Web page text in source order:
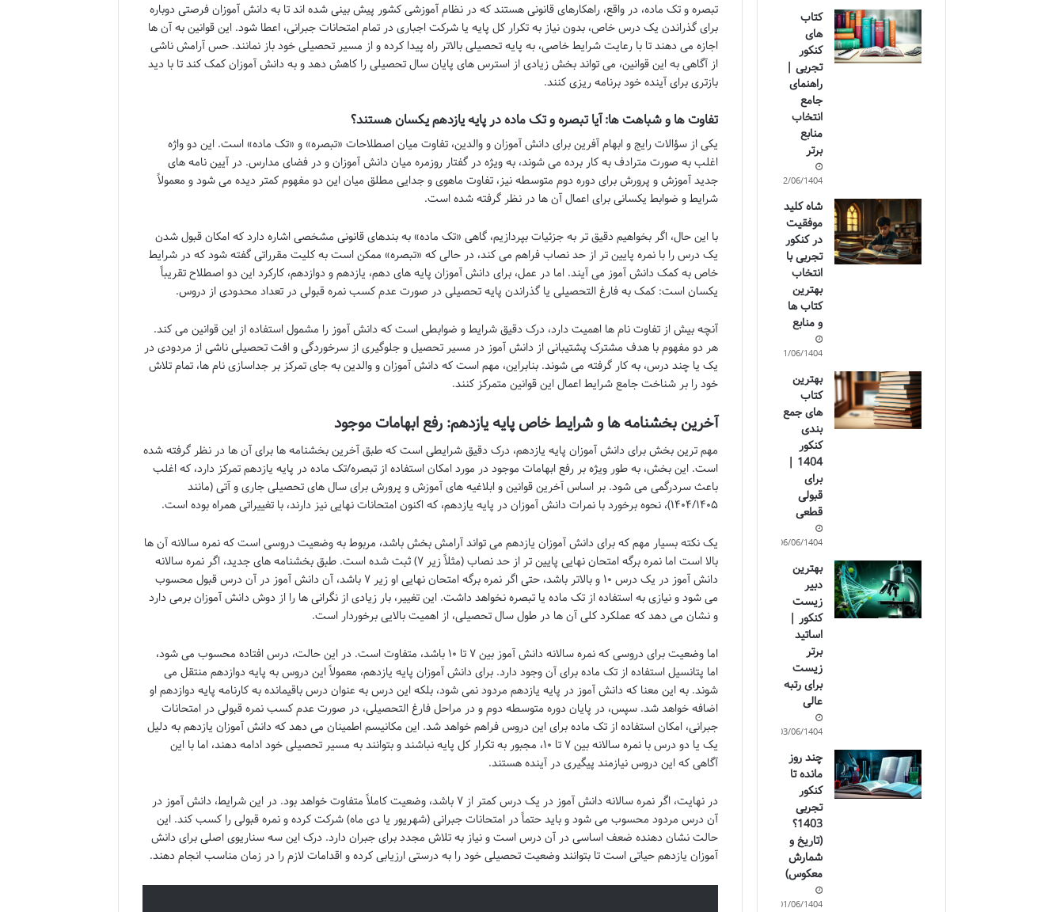
تبصره و تک ماده، در واقع، راهکارهای قانونی هستند که در نظام آموزشی کشور پیش بینی شده اند تا به دانش آموزان فرصتی دوباره
برای گذراندن یک درس خاص، بدون نیاز به تکرار کل پایه یا شرکت اجباری در تمام امتحانات جبرانی، اعطا شود. این قوانین به آن ها
اجازه می دهند تا با رعایت شرایط خاصی، به پایه تحصیلی بالاتر راه پیدا کرده و از مسیر تحصیلی خود باز نمانند. حس آرامش ناشی
از آگاهی به این قوانین، می تواند بخش زیادی از استرس های پایان سال تحصیلی را کاهش دهد و به دانش آموزان کمک کند تا با دید
بازتری برای آینده خود برنامه ریزی کنند.
تفاوت ها و شباهت ها: آیا تبصره و تک ماده در پایه یازدهم یکسان هستند؟
یکی از سؤالات رایج و ابهام آفرین برای دانش آموزان و والدین، تفاوت میان اصطلاحات «تبصره» و «تک ماده» است. این دو واژه
اغلب به صورت مترادف به کار برده می شوند، به ویژه در گفتار روزمره میان دانش آموزان و در فضای مدارس. در آیین نامه های
جدید آموزش و پرورش برای دوره دوم متوسطه نیز، تفاوت ماهوی و جدایی مطلق میان این دو مفهوم کمتر دیده می شود و معمولاً
شرایط و ضوابط یکسانی برای اعمال آن ها در نظر گرفته شده است.
با این حال، اگر بخواهیم دقیق تر به جزئیات بپردازیم، گاهی «تک ماده» به بندهای قانونی مشخصی اشاره دارد که امکان قبول شدن
یک درس را با نمره پایین تر از حد نصاب فراهم می کند، در حالی که «تبصره» ممکن است به کلیت مقرراتی گفته شود که در شرایط
خاص به کمک دانش آموز می آیند. اما در عمل، برای دانش آموزان پایه های دهم، یازدهم و دوازدهم، کارکرد این دو اصطلاح تقریباً
یکسان است: کمک به فارغ التحصیلی یا گذراندن پایه تحصیلی در صورت عدم کسب نمره قبولی در تعداد محدودی از دروس.
آنچه بیش از تفاوت نام ها اهمیت دارد، درک دقیق شرایط و ضوابطی است که دانش آموز را مشمول استفاده از این قوانین می کند.
هر دو مفهوم با هدف مشترک پشتیبانی از دانش آموز در مسیر تحصیل و جلوگیری از سرخوردگی و افت تحصیلی ناشی از مردودی در
یک یا چند درس، به کار گرفته می شوند. بنابراین، مهم است که دانش آموزان و والدین به جای تمرکز بر جداسازی نام ها، تمام تلاش
خود را بر شناخت جامع شرایط اعمال این قوانین متمرکز کنند.
آخرین بخشنامه ها و شرایط خاص پایه یازدهم: رفع ابهامات موجود
مهم ترین بخش برای دانش آموزان پایه یازدهم، درک دقیق شرایطی است که طبق آخرین بخشنامه ها برای آن ها در نظر گرفته شده
است. این بخش، به طور ویژه بر رفع ابهامات موجود در مورد امکان استفاده از تبصره/تک ماده در پایه یازدهم تمرکز دارد، که اغلب
باعث سردرگمی می شود. بر اساس آخرین قوانین و ابلاغیه های آموزش و پرورش برای سال های تحصیلی جاری و آتی (مانند
۱۴۰۴/۱۴۰۵)، نحوه برخورد با نمرات دانش آموزان در پایه یازدهم، که اکنون امتحانات نهایی نیز دارند، با تغییراتی همراه بوده است.
یک نکته بسیار مهم که برای دانش آموزان یازدهم می تواند آرامش بخش باشد، مربوط به وضعیت دروسی است که نمره سالانه آن ها
بالا است اما نمره برگه امتحان نهایی پایین تر از حد نصاب (مثلاً زیر ۷) ثبت شده است. طبق بخشنامه های جدید، اگر نمره سالانه
دانش آموز در یک درس ۱۰ و بالاتر باشد، حتی اگر نمره برگه امتحان نهایی او زیر ۷ باشد، آن دانش آموز در آن درس قبول محسوب
می شود و نیازی به استفاده از تک ماده یا تبصره نخواهد داشت. این تغییر، بار زیادی از نگرانی ها را از دوش دانش آموزان برمی دارد
و نشان می دهد که عملکرد کلی آن ها در طول سال تحصیلی، از اهمیت بالایی برخوردار است.
اما وضعیت برای دروسی که نمره سالانه دانش آموز بین ۷ تا ۱۰ باشد، متفاوت است. در این حالت، درس افتاده محسوب می شود،
اما پتانسیل استفاده از تک ماده برای آن وجود دارد. برای دانش آموزان پایه یازدهم، معمولاً این دروس به پایه دوازدهم منتقل می
شوند. به این معنا که دانش آموز در پایه یازدهم مردود نمی شود، بلکه این درس به عنوان درس باقیمانده به کارنامه پایه دوازدهم او
اضافه خواهد شد. سپس، در پایان دوره متوسطه دوم و در مراحل فارغ التحصیلی، در صورت عدم کسب نمره قبولی در امتحانات
جبرانی، امکان استفاده از تک ماده برای این دروس فراهم خواهد شد. این مکانیسم اطمینان می دهد که دانش آموزان یازدهم به دلیل
یک یا دو درس با نمره سالانه بین ۷ تا ۱۰، مجبور به تکرار کل پایه نباشند و بتوانند به مسیر تحصیلی خود ادامه دهند، اما با این
آگاهی که این دروس نیازمند پیگیری در آینده هستند.
در نهایت، اگر نمره سالانه دانش آموز در یک درس کمتر از ۷ باشد، وضعیت کاملاً متفاوت خواهد بود. در این شرایط، دانش آموز در
آن درس مردود محسوب می شود و باید حتماً در امتحانات جبرانی (شهریور یا دی ماه) شرکت کرده و نمره قبولی را کسب کند. این
حالت نشان دهنده ضعف اساسی در آن درس است و نیاز به تلاش مجدد برای جبران دارد. درک این سه سناریوی اصلی برای دانش
آموزان یازدهم حیاتی است تا بتوانند وضعیت تحصیلی خود را به درستی ارزیابی کرده و اقدامات لازم را در زمان مناسب انجام دهند.
کتاب
های
کنکور
تجربی |
راهنمای
جامع
انتخاب
منابع
برتر
12/06/1404
شاه کلید
موفقیت
در کنکور
تجربی با
انتخاب
بهترین
کتاب ها
و منابع
11/06/1404
بهترین
کتاب
های جمع
بندی
کنکور
1404 |
برای
قبولی
قطعی
06/06/1404
بهترین
دبیر
زیست
کنکور |
اساتید
برتر
زیست
برای رتبه
عالی
03/06/1404
چند روز
مانده تا
کنکور
تجربی
1403؟
(تاریخ و
شمارش
معکوس)
01/06/1404